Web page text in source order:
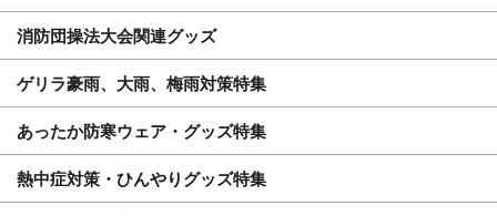
消防団操法大会関連グッズ
ゲリラ豪雨、大雨、梅雨対策特集
あったか防寒ウェア・グッズ特集
熱中症対策・ひんやりグッズ特集